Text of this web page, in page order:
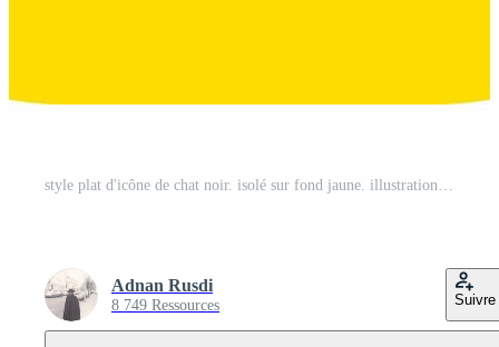
style plat d'icône de chat noir. isolé sur fond jaune. illustration vectorielle Vecteur Gratuit
Adnan Rusdi
8 749 Ressources Suivre